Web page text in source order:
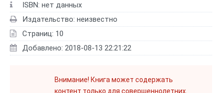
ISBN: нет данных
Издательство: неизвестно
Страниц: 10
Добавлено: 2018-08-13 22:21:22
Внимание! Книга может содержать
контент только для совершеннолетних.